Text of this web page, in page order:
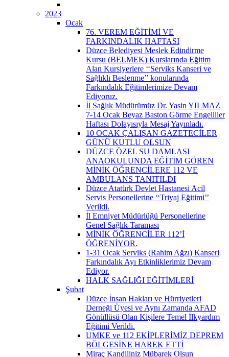
2023
Ocak
76. VEREM EĞİTİMİ VE
FARKINDALIK HAFTASI
Düzce Belediyesi Meslek Edindirme
Kursu (BELMEK) Kurslarında Eğitim
Alan Kursiyerlere ‘‘Serviks Kanseri ve
Sağlıklı Beslenme’’ konularında
Farkındalık Eğitimlerimize Devam
Ediyoruz.
İl Sağlık Müdürümüz Dr. Yasin YILMAZ
7-14 Ocak Beyaz Baston Görme Engelliler
Haftası Dolayısıyla Mesaj Yayınladı.
10 OCAK ÇALIŞAN GAZETECİLER
GÜNÜ KUTLU OLSUN
DÜZCE ÖZEL SU DAMLASI
ANAOKULUNDA EĞİTİM GÖREN
MİNİK ÖĞRENCİLERE 112 VE
AMBULANS TANITILDI
Düzce Atatürk Devlet Hastanesi Acil
Servis Personellerine ‘‘Triyaj Eğitimi’’
Verildi.
İl Emniyet Müdürlüğü Personellerine
Genel Sağlık Taraması
MİNİK ÖĞRENCİLER 112’İ
ÖĞRENİYOR.
1-31 Ocak Serviks (Rahim Ağzı) Kanseri
Farkındalık Ayı Etkinliklerimiz Devam
Ediyor.
HALK SAĞLIĞI EĞİTİMLERİ
Şubat
Düzce İnsan Hakları ve Hürriyetleri
Derneği Üyesi ve Aynı Zamanda AFAD
Gönüllüsü Olan Kişilere Temel İlkyardım
Eğitimi Verildi.
UMKE ve 112 EKİPLERİMİZ DEPREM
BÖLGESİNE HAREK ETTİ
Miraç Kandiliniz Mübarek Olsun